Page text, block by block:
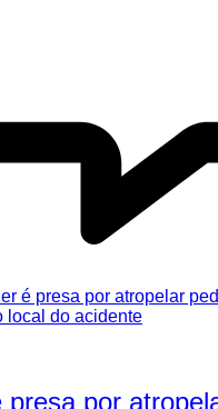
presa por